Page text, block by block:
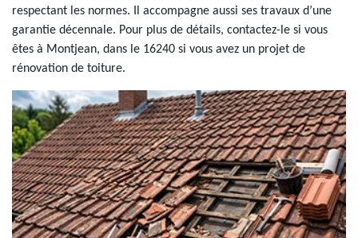
respectant les normes. Il accompagne aussi ses travaux d’une
garantie décennale. Pour plus de détails, contactez-le si vous
êtes à Montjean, dans le 16240 si vous avez un projet de
rénovation de toiture.